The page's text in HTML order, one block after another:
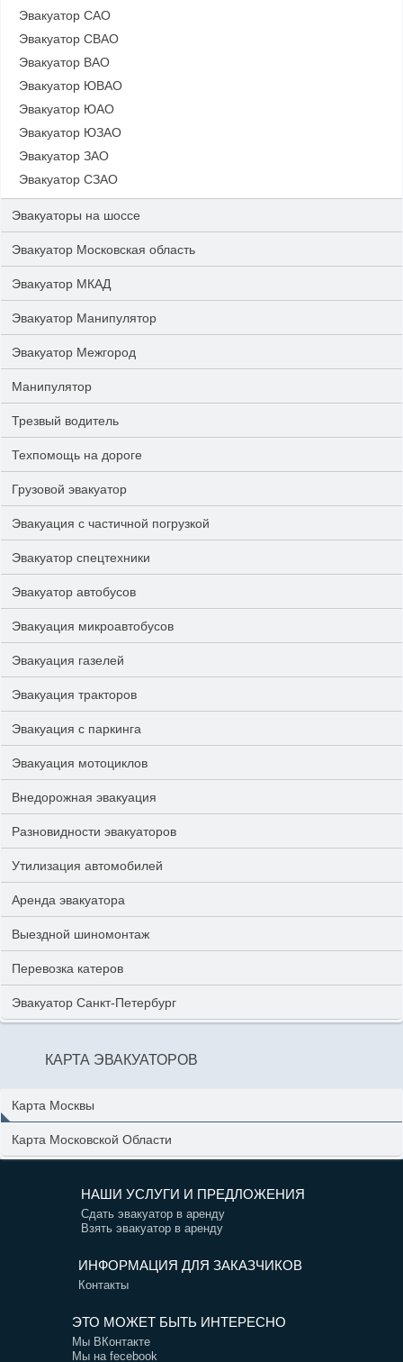
Эвакуатор САО
Эвакуатор СВАО
Эвакуатор ВАО
Эвакуатор ЮВАО
Эвакуатор ЮАО
Эвакуатор ЮЗАО
Эвакуатор ЗАО
Эвакуатор СЗАО
Эвакуаторы на шоссе
Эвакуатор Московская область
Эвакуатор МКАД
Эвакуатор Манипулятор
Эвакуатор Межгород
Манипулятор
Трезвый водитель
Техпомощь на дороге
Грузовой эвакуатор
Эвакуация с частичной погрузкой
Эвакуатор спецтехники
Эвакуатор автобусов
Эвакуация микроавтобусов
Эвакуация газелей
Эвакуация тракторов
Эвакуация с паркинга
Эвакуация мотоциклов
Внедорожная эвакуация
Разновидности эвакуаторов
Утилизация автомобилей
Аренда эвакуатора
Выездной шиномонтаж
Перевозка катеров
Эвакуатор Санкт-Петербург
КАРТА ЭВАКУАТОРОВ
Карта Москвы
Карта Московской Области
НАШИ УСЛУГИ И ПРЕДЛОЖЕНИЯ
Сдать эвакуатор в аренду
Взять эвакуатор в аренду
ИНФОРМАЦИЯ ДЛЯ ЗАКАЗЧИКОВ
Контакты
ЭТО МОЖЕТ БЫТЬ ИНТЕРЕСНО
Мы ВКонтакте
Мы на fecebook